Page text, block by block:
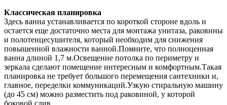
Классическая планировка
Здесь ванна устанавливается по короткой стороне вдоль и
остается еще достаточно места для монтажа унитаза, раковины
и полотенцесушителя, который необходим для снижения
повышенной влажности ванной.Помните, что полноценная
ванна длиной 1,7 м.Освещение потолка по периметру и
зеркала сделают помещение интересным и комфортным.Такая
планировка не требует большого перемещения сантехники и,
главное, переделки коммуникаций.Узкую стиральную машину
(до 45 см) можно разместить под раковиной, у которой
боковой слив.